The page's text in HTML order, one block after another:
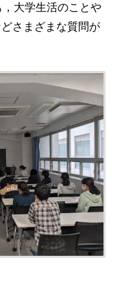
大学生活のことや
さまざまな質問が